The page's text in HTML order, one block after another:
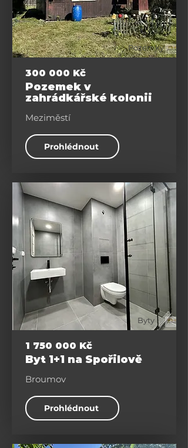
Pozemky
300 000 Kč
Pozemek v
zahrádkářské kolonii
Meziměstí
Prohlédnout
Byty
1 750 000 Kč
Byt 1+1 na Spořilově
Broumov
Prohlédnout